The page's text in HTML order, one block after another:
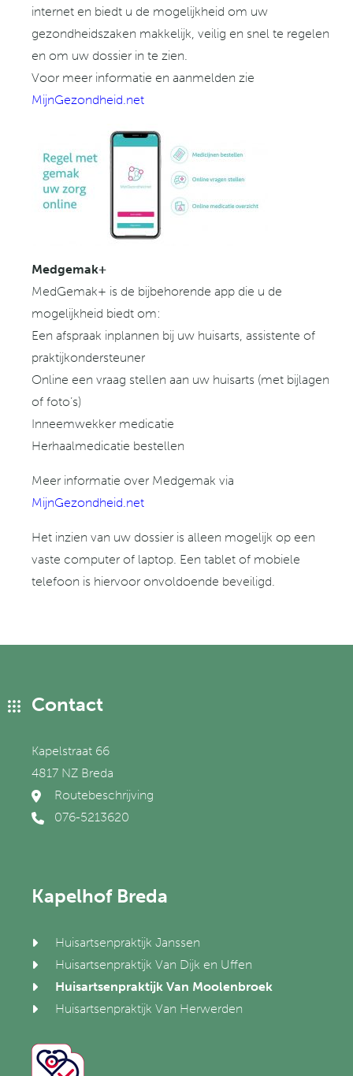
internet en biedt u de mogelijkheid om uw
gezondheidszaken makkelijk, veilig en snel te regelen
en om uw dossier in te zien.
Voor meer informatie en aanmelden zie
MijnGezondheid.net
Medgemak+
MedGemak+ is de bijbehorende app die u de
mogelijkheid biedt om:
Een afspraak inplannen bij uw huisarts, assistente of
praktijkondersteuner
Online een vraag stellen aan uw huisarts (met bijlagen
of foto’s)
Inneemwekker medicatie
Herhaalmedicatie bestellen
Meer informatie over Medgemak via
MijnGezondheid.net
Het inzien van uw dossier is alleen mogelijk op een
vaste computer of laptop. Een tablet of mobiele
telefoon is hiervoor onvoldoende beveiligd.
Contact
Kapelstraat 66
4817 NZ Breda
Routebeschrijving
076-5213620
Kapelhof Breda
Huisartsenpraktijk Janssen
Huisartsenpraktijk Van Dijk en Uffen
Huisartsenpraktijk Van Moolenbroek
Huisartsenpraktijk Van Herwerden